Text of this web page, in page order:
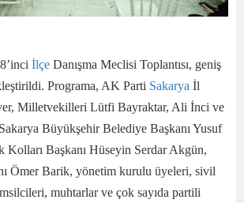
İlçe Danışma Meclisi Toplantısı, geniş
Programa, AK Parti Sakarya İl
Milletvekilleri Lütfi Bayraktar, Ali İnci ve
Büyükşehir Belediye Başkanı Yusuf
Kolları Başkanı Hüseyin Serdar Akgün,
Ömer Barik, yönetim kurulu üyeleri, sivil
muhtarlar ve çok sayıda partili